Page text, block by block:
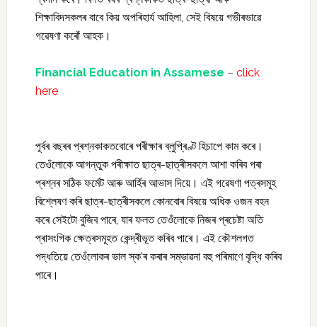
শিক্ষাবিদসকলৰ বাবে কিয় অপৰিহাৰ্য আহিলা, সেই বিষয়ে গভীৰভাৱে
গৱেষণা কৰোঁ আহক।
Financial Education in Assamese – click
here
পূৰ্বৰ বছৰৰ প্ৰশ্নকাকতবোৰে পৰীক্ষাৰ ব্লুপ্ৰিণ্ট হিচাপে কাম কৰে।
তেওঁলোকে আগন্তুক পৰীক্ষাত ছাত্ৰ-ছাত্ৰীসকলে আশা কৰিব পৰা
প্ৰশ্নৰ সঠিক ফৰ্মেট আৰু আৰ্হিৰ আভাস দিয়ে। এই গৱেষণা পত্ৰসমূহ
বিশ্লেষণ কৰি ছাত্ৰ-ছাত্ৰীসকলে কোনবোৰ বিষয়ে অধিক ওজন বহন
কৰে সেইটো বুজিব পাৰে, যাৰ ফলত তেওঁলোকে নিজৰ প্ৰচেষ্টা অতি
প্ৰাসংগিক ক্ষেত্ৰসমূহত কেন্দ্ৰীভূত কৰিব পাৰে। এই কৌশলগত
পদ্ধতিয়ে তেওঁলোকৰ ভাল স্ক’ৰ কৰাৰ সম্ভাৱনা বহু পৰিমাণে বৃদ্ধি কৰিব
পাৰে।